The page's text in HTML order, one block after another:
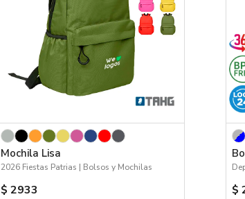
Mochila Lisa
2026 Fiestas Patrias | Bolsos y Mochilas
$ 2933 $